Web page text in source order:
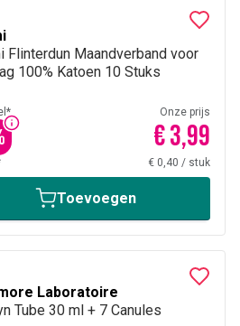
Flinterdun Maandverband voor
100% Katoen 10 Stuks
Onze prijs
€ 3,99
€ 0,40 / stuk
Toevoegen
Laboratoire
Tube 30 ml + 7 Canules